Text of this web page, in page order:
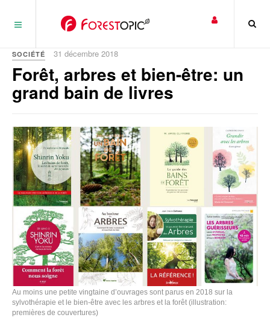
SOCIÉTÉ 31 décembre 2018
Forêt, arbres et bien-être: un
grand bain de livres
Au moins une petite vingtaine d’ouvrages sont parus en 2018 sur la
sylvothérapie et le bien-être avec les arbres et la forêt (illustration:
premières de couvertures)